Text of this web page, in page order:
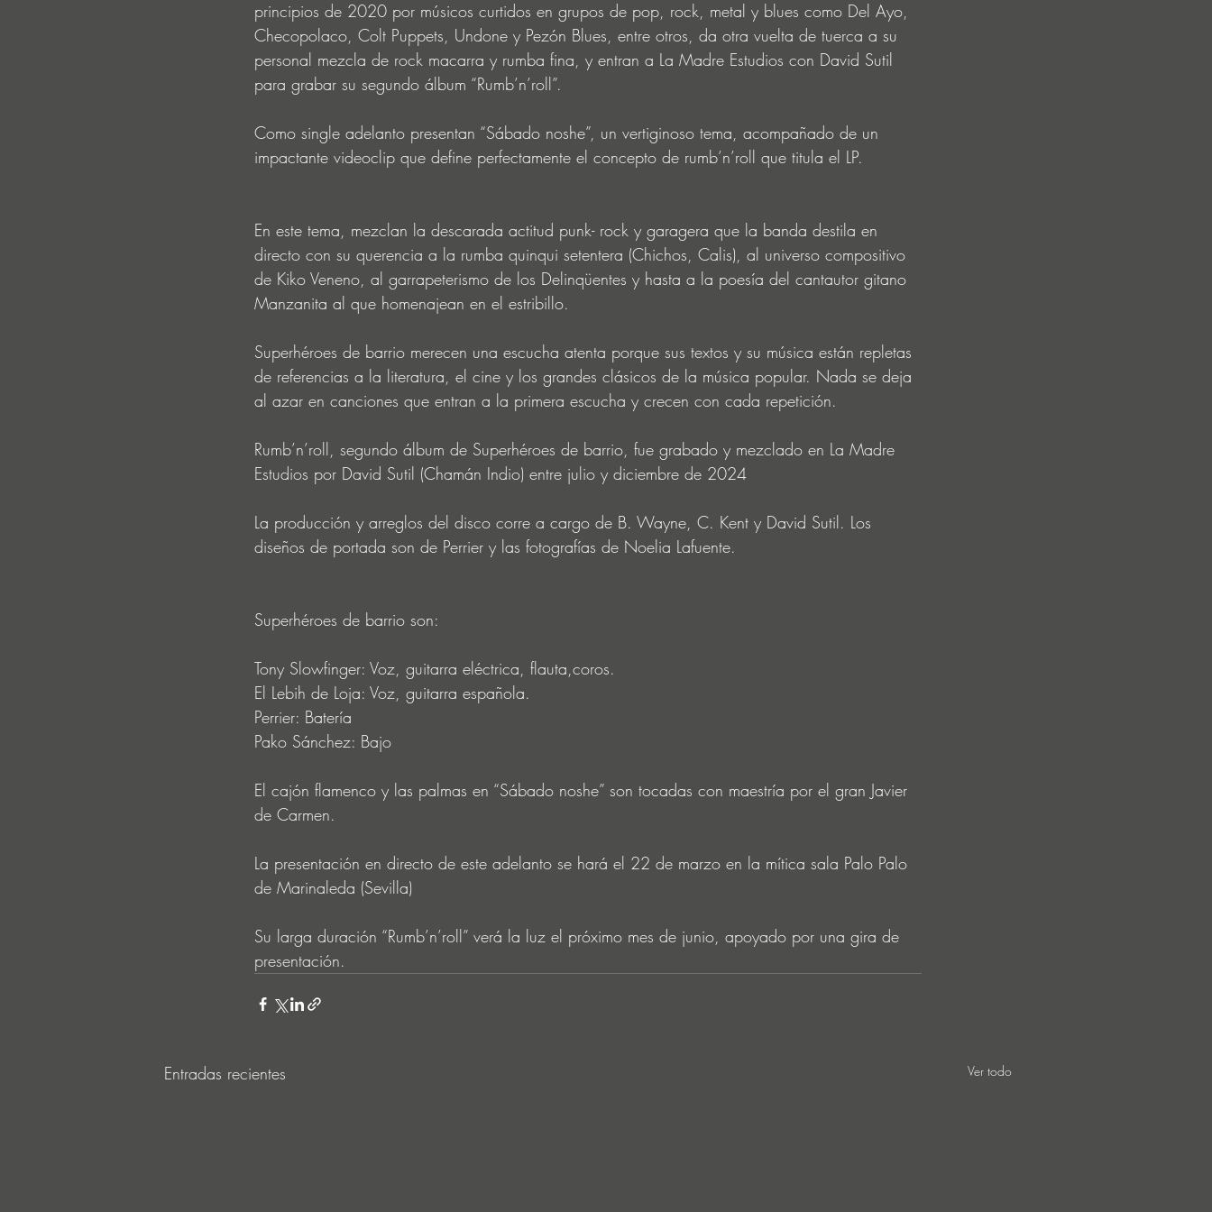
principios de 2020 por músicos curtidos en grupos de pop, rock, metal y blues como Del Ayo,
Checopolaco, Colt Puppets, Undone y Pezón Blues, entre otros, da otra vuelta de tuerca a su
personal mezcla de rock macarra y rumba fina, y entran a La Madre Estudios con David Sutil
para grabar su segundo álbum “Rumb’n’roll”.
Como single adelanto presentan “Sábado noshe”, un vertiginoso tema, acompañado de un
impactante videoclip que define perfectamente el concepto de rumb’n’roll que titula el LP.
En este tema, mezclan la descarada actitud punk- rock y garagera que la banda destila en
directo con su querencia a la rumba quinqui setentera (Chichos, Calis), al universo compositivo
de Kiko Veneno, al garrapeterismo de los Delinqüentes y hasta a la poesía del cantautor gitano
Manzanita al que homenajean en el estribillo.
Superhéroes de barrio merecen una escucha atenta porque sus textos y su música están repletas
de referencias a la literatura, el cine y los grandes clásicos de la música popular. Nada se deja
al azar en canciones que entran a la primera escucha y crecen con cada repetición.
Rumb’n’roll, segundo álbum de Superhéroes de barrio, fue grabado y mezclado en La Madre
Estudios por David Sutil (Chamán Indio) entre julio y diciembre de 2024
La producción y arreglos del disco corre a cargo de B. Wayne, C. Kent y David Sutil. Los
diseños de portada son de Perrier y las fotografías de Noelia Lafuente.
Superhéroes de barrio son:
Tony Slowfinger: Voz, guitarra eléctrica, flauta,coros.
El Lebih de Loja: Voz, guitarra española.
Perrier: Batería
Pako Sánchez: Bajo
El cajón flamenco y las palmas en “Sábado noshe” son tocadas con maestría por el gran Javier
de Carmen.
La presentación en directo de este adelanto se hará el 22 de marzo en la mítica sala Palo Palo
de Marinaleda (Sevilla)
Su larga duración “Rumb’n’roll” verá la luz el próximo mes de junio, apoyado por una gira de
presentación.
Entradas recientes Ver todo